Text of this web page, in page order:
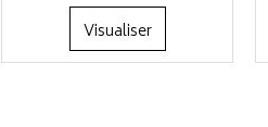
Visualiser